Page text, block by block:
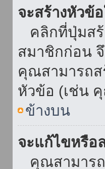
จะสร้างหัวข้
คลิกที่ปุ่มสร้
สมาชิกก่อน
คุณสามารถส
หัวข้อ (เช่น
ข้างบน
จะแก้ไขหรือ
คุณสามารถ